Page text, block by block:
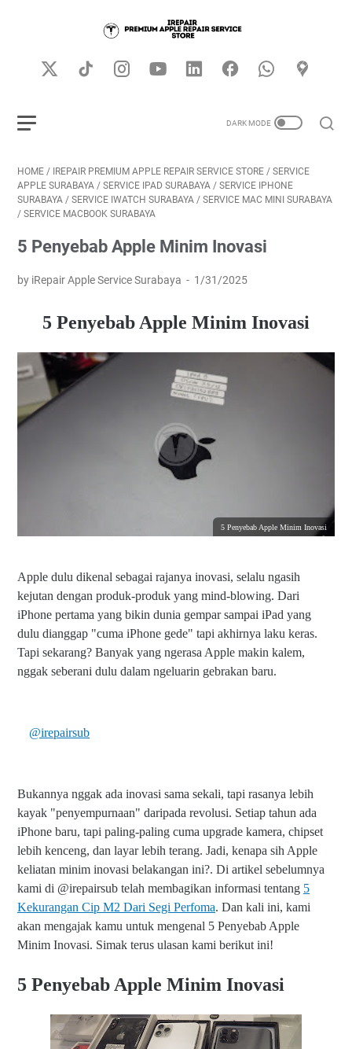
HOME / IREPAIR PREMIUM APPLE REPAIR SERVICE STORE / SERVICE
APPLE SURABAYA / SERVICE IPAD SURABAYA / SERVICE IPHONE
SURABAYA / SERVICE IWATCH SURABAYA / SERVICE MAC MINI SURABAYA
/ SERVICE MACBOOK SURABAYA
5 Penyebab Apple Minim Inovasi
by iRepair Apple Service Surabaya 1/31/2025
5 Penyebab Apple Minim Inovasi
5 Penyebab Apple Minim Inovasi
Apple dulu dikenal sebagai rajanya inovasi, selalu ngasih
kejutan dengan produk-produk yang mind-blowing. Dari
iPhone pertama yang bikin dunia gempar sampai iPad yang
dulu dianggap "cuma iPhone gede" tapi akhirnya laku keras.
Tapi sekarang? Banyak yang ngerasa Apple makin kalem,
nggak seberani dulu dalam ngeluarin gebrakan baru.
@irepairsub
Bukannya nggak ada inovasi sama sekali, tapi rasanya lebih
kayak "penyempurnaan" daripada revolusi. Setiap tahun ada
iPhone baru, tapi paling-paling cuma upgrade kamera, chipset
lebih kenceng, dan layar lebih terang. Jadi, kenapa sih Apple
keliatan minim inovasi belakangan ini?. Di artikel sebelumnya
kami di @irepairsub telah membagikan informasi tentang 5
Kekurangan Cip M2 Dari Segi Perfoma. Dan kali ini, kami
akan mengajak kamu untuk mengenal 5 Penyebab Apple
Minim Inovasi. Simak terus ulasan kami berikut ini!
5 Penyebab Apple Minim Inovasi